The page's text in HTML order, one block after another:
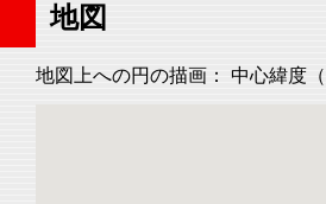
地図
地図上への円の描画： 中心緯度